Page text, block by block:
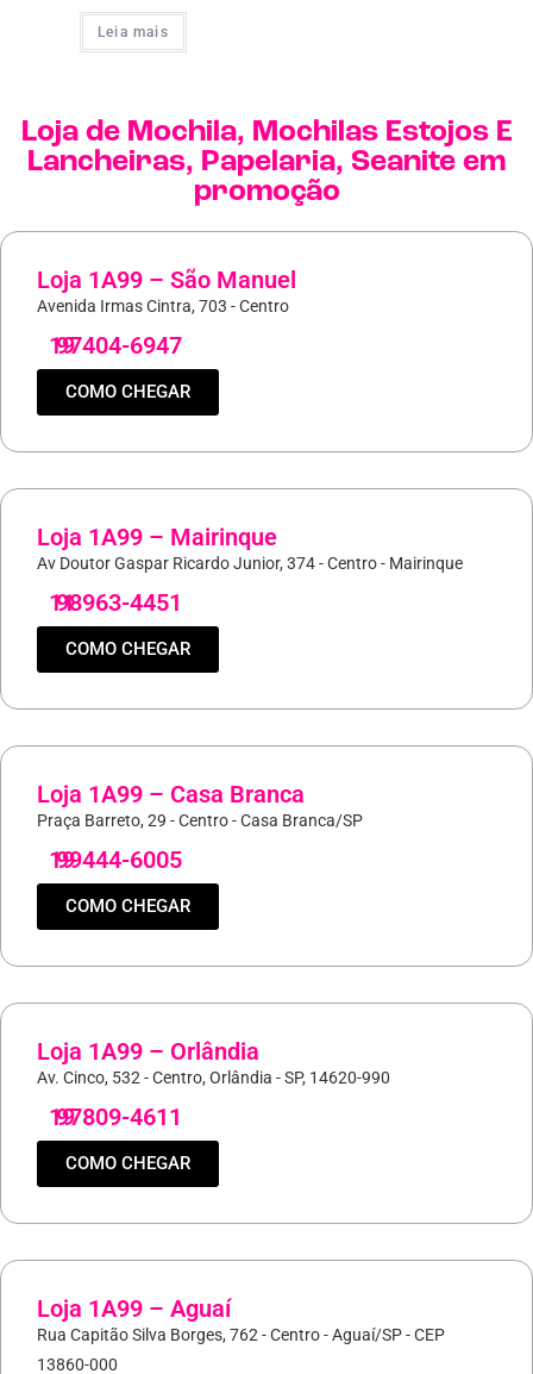
Leia mais
Loja de Mochila, Mochilas Estojos E
Lancheiras, Papelaria, Seanite em
promoção
Loja 1A99 – São Manuel
Avenida Irmas Cintra, 703 - Centro
19
97404-6947
COMO CHEGAR
Loja 1A99 – Mairinque
Av Doutor Gaspar Ricardo Junior, 374 - Centro - Mairinque
11
98963-4451
COMO CHEGAR
Loja 1A99 – Casa Branca
Praça Barreto, 29 - Centro - Casa Branca/SP
19
99444-6005
COMO CHEGAR
Loja 1A99 – Orlândia
Av. Cinco, 532 - Centro, Orlândia - SP, 14620-990
19
97809-4611
COMO CHEGAR
Loja 1A99 – Aguaí
Rua Capitão Silva Borges, 762 - Centro - Aguaí/SP - CEP
13860-000